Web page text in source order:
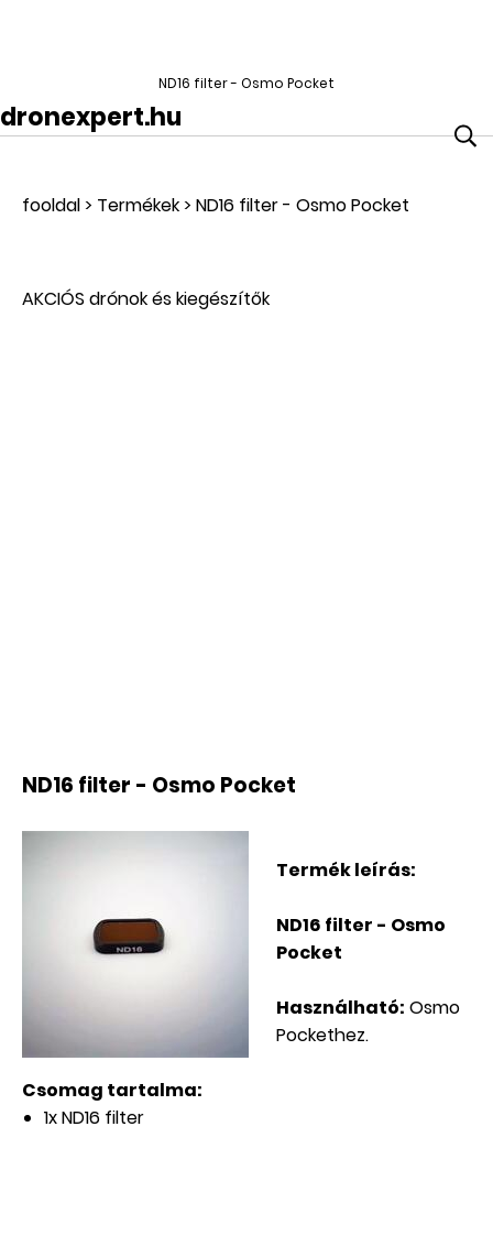
ND16 filter - Osmo Pocket
dronexpert.hu
fooldal> Termékek> ND16 filter - Osmo Pocket
AKCIÓS drónok és kiegészítők
ND16 filter - Osmo Pocket
Termék leírás:
ND16 filter - Osmo
Pocket
Használható: Osmo
Pockethez.
Csomag tartalma:
1x ND16 filter